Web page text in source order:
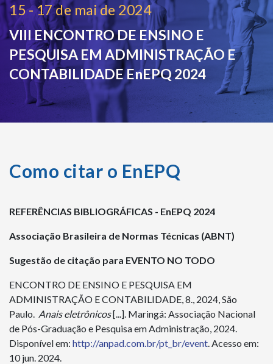
15 - 17 de mai de 2024
VIII ENCONTRO DE ENSINO E
PESQUISA EM ADMINISTRAÇÃO E
CONTABILIDADEEnEPQ 2024
Como citar o EnEPQ
REFERÊNCIAS BIBLIOGRÁFICAS - EnEPQ 2024
Associação Brasileira de Normas Técnicas (ABNT)
Sugestão de citação para EVENTO NO TODO
ENCONTRO DE ENSINO E PESQUISA EM
ADMINISTRAÇÃO E CONTABILIDADE, 8., 2024, São
Paulo. Anais eletrônicos[...]. Maringá: Associação Nacional
de Pós-Graduação e Pesquisa em Administração, 2024.
Disponível em: http://anpad.com.br/pt_br/event. Acesso em:
10 jun. 2024.